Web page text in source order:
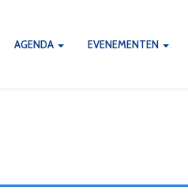
AGENDA EVENEMENTEN